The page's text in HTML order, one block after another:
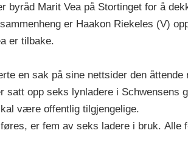
byråd Marit Vea på Stortinget for å
er Haakon Riekeles (V)
er tilbake.
en sak på sine nettsider den åttende
satt opp seks lynladere i Schwensens
være offentlig tilgjengelige.
er fem av seks ladere i bruk. Alle